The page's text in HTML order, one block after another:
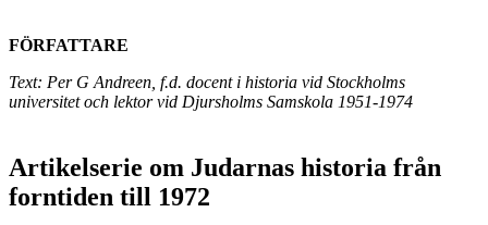
FÖRFATTARE
Text: Per G Andreen, f.d. docent i historia vid Stockholms
universitet och lektor vid Djursholms Samskola 1951-1974
Artikelserie om Judarnas historia från
forntiden till 1972